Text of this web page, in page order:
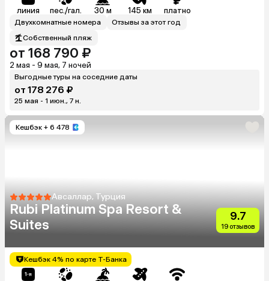
линия пес./гал. 30 м 145 км платно
Двухкомнатные номера
Отзывы за этот год
Собственный пляж
от 168 790 ₽
2 мая - 9 мая, 7 ночей
Выгодные туры на соседние даты
от 178 276 ₽
25 мая - 1 июн., 7 н.
Кешбэк + 6 478
Авсаллар, Турция
Rubi Platinum Spa Resort &
Suites
9.7
19 отзывов
Кешбэк 4% по карте Т-Банка